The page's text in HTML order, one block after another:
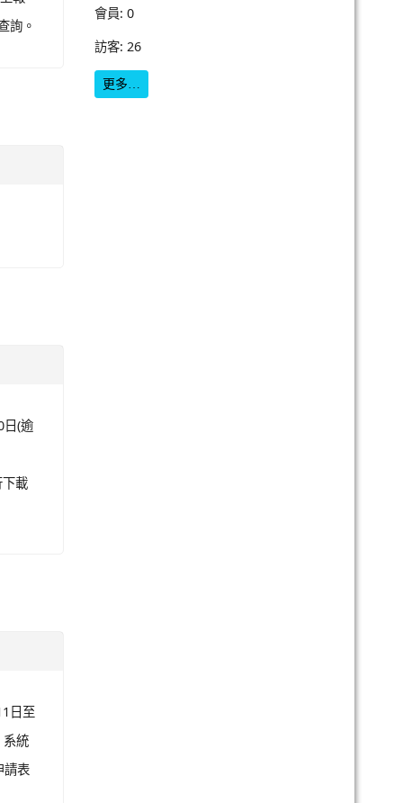
詢。
(逾
載
日至
系統
請表
會員: 0
訪客: 26
更多…